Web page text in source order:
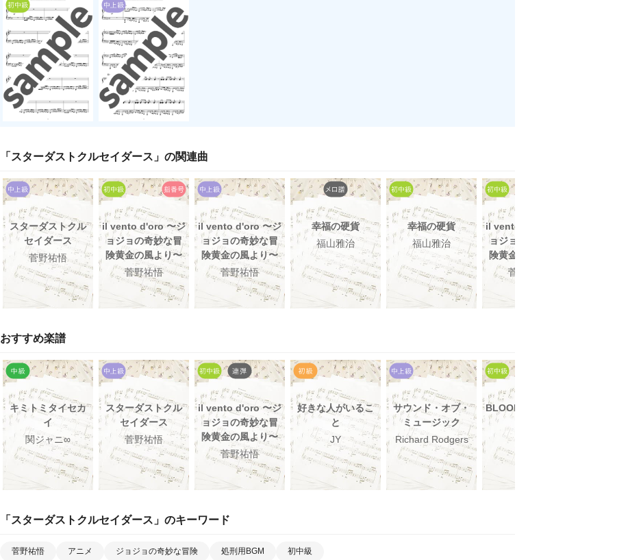
「 スターダストクルセイダース 」の関連曲
スターダストクル
セイダース
菅野祐悟
il vento d'oro 〜ジ
ョジョの奇妙な冒
険黄金の風より〜
菅野祐悟
il vento d'oro 〜ジ
ョジョの奇妙な冒
険黄金の風より〜
菅野祐悟
幸福の硬貨
福山雅治
幸福の硬貨
福山雅治
il vento d'oro 〜ジ
ョジョの奇妙な冒
険黄金の風より〜
菅野祐悟
おすすめ楽譜
キミトミタイセカ
イ
関ジャニ∞
スターダストクル
セイダース
菅野祐悟
il vento d'oro 〜ジ
ョジョの奇妙な冒
険黄金の風より〜
菅野祐悟
好きな人がいるこ
と
JY
サウンド・オブ・
ミュージック
Richard Rodgers
BLOODY STREAM
「 スターダストクルセイダース 」のキーワード
菅野祐悟 アニメ ジョジョの奇妙な冒険 処刑用BGM 初中級